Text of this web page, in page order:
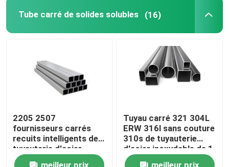
Tube carré de solides solubles (16)
2205 2507
fournisseurs carrés
recuits intelligents de
tuyauterie d'acier
inoxydable du tube
Tuyau carré 321 304L
ERW 316l sans couture
310s de tuyauterie
d'acier inoxydable de 1
pouce 0,4 millimètres